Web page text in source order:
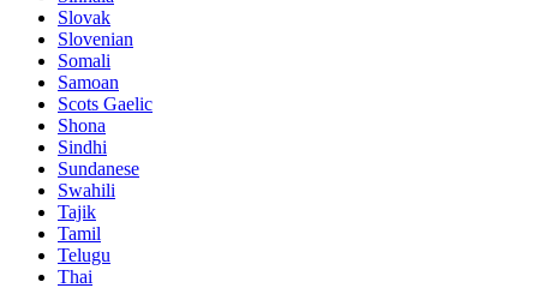
Slovak
Slovenian
Somali
Samoan
Scots Gaelic
Shona
Sindhi
Sundanese
Swahili
Tajik
Tamil
Telugu
Thai